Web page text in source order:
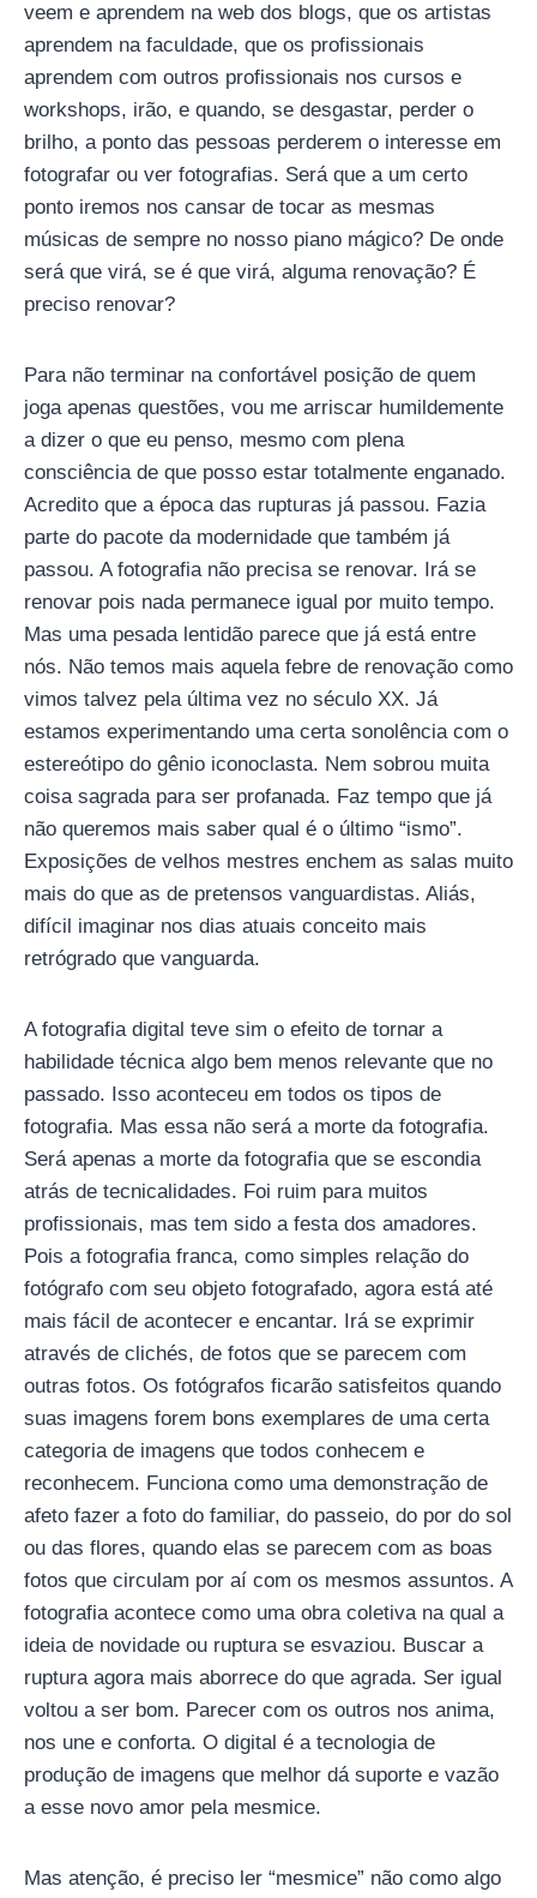
veem e aprendem na web dos blogs, que os artistas
aprendem na faculdade, que os profissionais
aprendem com outros profissionais nos cursos e
workshops, irão, e quando, se desgastar, perder o
brilho, a ponto das pessoas perderem o interesse em
fotografar ou ver fotografias. Será que a um certo
ponto iremos nos cansar de tocar as mesmas
músicas de sempre no nosso piano mágico? De onde
será que virá, se é que virá, alguma renovação? É
preciso renovar?
Para não terminar na confortável posição de quem
joga apenas questões, vou me arriscar humildemente
a dizer o que eu penso, mesmo com plena
consciência de que posso estar totalmente enganado.
Acredito que a época das rupturas já passou. Fazia
parte do pacote da modernidade que também já
passou. A fotografia não precisa se renovar. Irá se
renovar pois nada permanece igual por muito tempo.
Mas uma pesada lentidão parece que já está entre
nós. Não temos mais aquela febre de renovação como
vimos talvez pela última vez no século XX. Já
estamos experimentando uma certa sonolência com o
estereótipo do gênio iconoclasta. Nem sobrou muita
coisa sagrada para ser profanada. Faz tempo que já
não queremos mais saber qual é o último “ismo”.
Exposições de velhos mestres enchem as salas muito
mais do que as de pretensos vanguardistas. Aliás,
difícil imaginar nos dias atuais conceito mais
retrógrado que vanguarda.
A fotografia digital teve sim o efeito de tornar a
habilidade técnica algo bem menos relevante que no
passado. Isso aconteceu em todos os tipos de
fotografia. Mas essa não será a morte da fotografia.
Será apenas a morte da fotografia que se escondia
atrás de tecnicalidades. Foi ruim para muitos
profissionais, mas tem sido a festa dos amadores.
Pois a fotografia franca, como simples relação do
fotógrafo com seu objeto fotografado, agora está até
mais fácil de acontecer e encantar. Irá se exprimir
através de clichés, de fotos que se parecem com
outras fotos. Os fotógrafos ficarão satisfeitos quando
suas imagens forem bons exemplares de uma certa
categoria de imagens que todos conhecem e
reconhecem. Funciona como uma demonstração de
afeto fazer a foto do familiar, do passeio, do por do sol
ou das flores, quando elas se parecem com as boas
fotos que circulam por aí com os mesmos assuntos. A
fotografia acontece como uma obra coletiva na qual a
ideia de novidade ou ruptura se esvaziou. Buscar a
ruptura agora mais aborrece do que agrada. Ser igual
voltou a ser bom. Parecer com os outros nos anima,
nos une e conforta. O digital é a tecnologia de
produção de imagens que melhor dá suporte e vazão
a esse novo amor pela mesmice.
Mas atenção, é preciso ler “mesmice” não como algo